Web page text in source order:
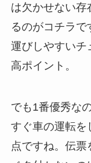
は欠かせない存
るのがコチラで
運びしやすいチ
高ポイント。
でも1番優秀な
すぐ車の運転を
点ですね。伝票